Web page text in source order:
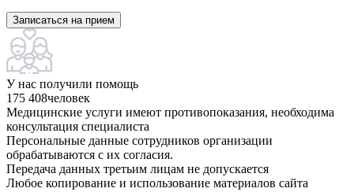
Записаться на прием
У нас получили помощь
175 408человек
Медицинские услуги имеют противопоказания, необходима
консультация специалиста
Персональные данные сотрудников организации
обрабатываются с их согласия.
Передача данных третьим лицам не допускается
Любое копирование и использование материалов сайта